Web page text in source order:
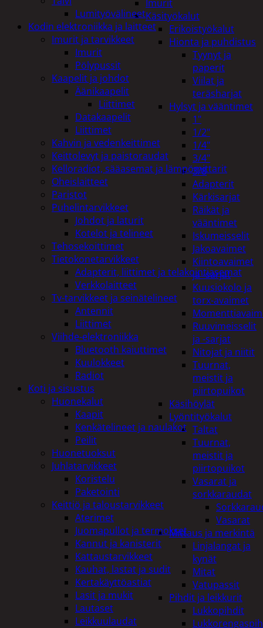
Imurit
Käsityökalut
Erikoistyökalut
Hionta ja puhdistus
Tyynyt ja
paperit
Viilat ja
teräsharjat
Hylsyt ja vääntimet
1"
1/2"
1/4"
3/4"
3/8
Adapterit
Kärkisarjat
Räikät ja
vääntimet
Iskumeisselit
Jakoavaimet
Kiintoavaimet
ja -sarjat
Kuusiokolo ja
torx-avaimet
Ruuvimeisselit
ja -sarjat
Nitojat ja niitit
Tuurnat,
meistit ja
piirtopuikot
Käsihöylät
Lyöntityökalut
Taltat
Tuurnat,
meistit ja
piirtopuikot
Vasarat ja
sorkkaraudat
Vasarat
Mittaus ja merkintä
Linjalangat ja
kynät
Mitat
Vatupassit
Pihdit ja leikkurit
Lukkopihdit
Lumityövälineet
Kodin elektroniikka ja laitteet
Imurit ja tarvikkeet
Imurit
Pölypussit
Kaapelit ja johdot
Äänikaapelit
Liittimet
Datakaapelit
Liittimet
Kahvin ja vedenkeittimet
Keittolevyt ja paistoraudat
Kelloradiot, sääasemat ja lämpömittarit
Oheislaitteet
Paristot
Puhelintarvikkeet
Johdot ja laturit
Kotelot ja telineet
Tehosekoittimet
Tietokonetarvikkeet
Adapterit, liittimet ja telakointiasemat
Verkkolaitteet
Tv-tarvikkeet ja seinätelineet
Antennit
Liittimet
Viihde-elektroniikka
Bluetooth kaiuttimet
Kuulokkeet
Radiot
Koti ja sisustus
Huonekalut
Kaapit
Kenkätelineet ja naulakot
Peilit
Huonetuoksut
Juhlatarvikkeet
Koristelu
Paketointi
Keittiö ja taloustarvikkeet
Aterimet
Juomapullot ja termokset
Kannut ja kanisterit
Kattaustarvikkeet
Kauhat, lastat ja sudit
Kertakäyttöastiat
Lasit ja mukit
Lautaset
Leikkuulaudat